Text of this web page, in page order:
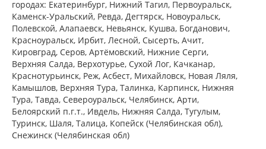
Нейронтин (капсулы 300 мг № 100)
Пфайзер Мэнюфэкчуринг Дойчленд
ГмбХ Германия Виатрис Спешиалти
ЭлЭлСи Пуэрто-Рико,США
есть в 4 аптеках
от 3 350,00 до 3 760,00
Тебантин (капсулы 300 мг № 50)
Гедеон Рихтер ОАО Венгрия Гедеон
Рихтер-Рус АО Россия
есть в 2 аптеках
от 1 915,00 до 1 950,00
городах: Екатеринбург, Нижний Тагил, Первоуральск,
Каменск-Уральский, Ревда, Дегтярск, Новоуральск,
Полевской, Алапаевск, Невьянск, Кушва, Богданович,
Красноуральск, Ирбит, Лесной, Сысерть, Ачит,
Кировград, Серов, Артёмовский, Нижние Cерги,
Верхняя Салда, Верхотурье, Сухой Лог, Качканар,
Краснотурьинск, Реж, Асбест, Михайловск, Новая Ляля,
Камышлов, Верхняя Тура, Талинка, Карпинск, Нижняя
Тура, Тавда, Североуральск, Челябинск, Арти,
Белоярский п.г.т., Ивдель, Нижняя Салда, Тугулым,
Туринск, Шаля, Талица, Копейск (Челябинская обл),
Снежинск (Челябинская обл)